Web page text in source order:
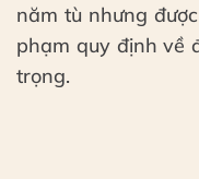
năm tù nhưng
phạm quy định về
trọng.